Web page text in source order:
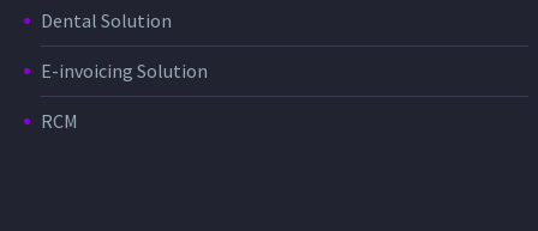
Dental Solution
E-invoicing Solution
RCM